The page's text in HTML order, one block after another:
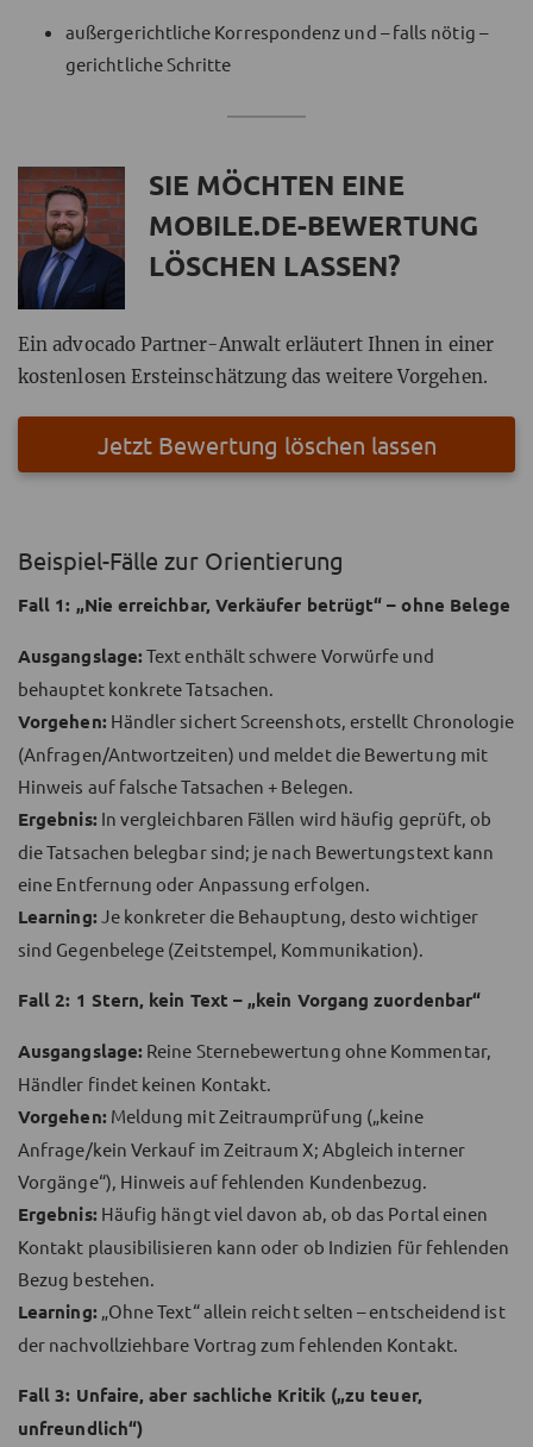
außergerichtliche Korrespondenz und – falls nötig –
gerichtliche Schritte
SIE MÖCHTEN EINE
MOBILE.DE-BEWERTUNG
LÖSCHEN LASSEN?
Ein advocado Partner-Anwalt erläutert Ihnen in einer
kostenlosen Ersteinschätzung das weitere Vorgehen.
Jetzt Bewertung löschen lassen
Beispiel-Fälle zur Orientierung
Fall 1: „Nie erreichbar, Verkäufer betrügt“ – ohne Belege
Ausgangslage: Text enthält schwere Vorwürfe und
behauptet konkrete Tatsachen.
Vorgehen: Händler sichert Screenshots, erstellt Chronologie
(Anfragen/Antwortzeiten) und meldet die Bewertung mit
Hinweis auf falsche Tatsachen + Belegen.
Ergebnis: In vergleichbaren Fällen wird häufig geprüft, ob
die Tatsachen belegbar sind; je nach Bewertungstext kann
eine Entfernung oder Anpassung erfolgen.
Learning: Je konkreter die Behauptung, desto wichtiger
sind Gegenbelege (Zeitstempel, Kommunikation).
Fall 2: 1 Stern, kein Text – „kein Vorgang zuordenbar“
Ausgangslage: Reine Sternebewertung ohne Kommentar,
Händler findet keinen Kontakt.
Vorgehen: Meldung mit Zeitraumprüfung („keine
Anfrage/kein Verkauf im Zeitraum X; Abgleich interner
Vorgänge“), Hinweis auf fehlenden Kundenbezug.
Ergebnis: Häufig hängt viel davon ab, ob das Portal einen
Kontakt plausibilisieren kann oder ob Indizien für fehlenden
Bezug bestehen.
Learning: „Ohne Text“ allein reicht selten – entscheidend ist
der nachvollziehbare Vortrag zum fehlenden Kontakt.
Fall 3: Unfaire, aber sachliche Kritik („zu teuer,
unfreundlich“)